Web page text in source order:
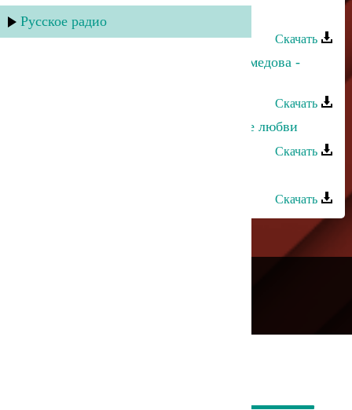
Русское радио
Скачать
Зарема Магомедова и Макка Магомедова -
Скачать
Джамал Джамалов - Воспоминание любви
Скачать
Скачать